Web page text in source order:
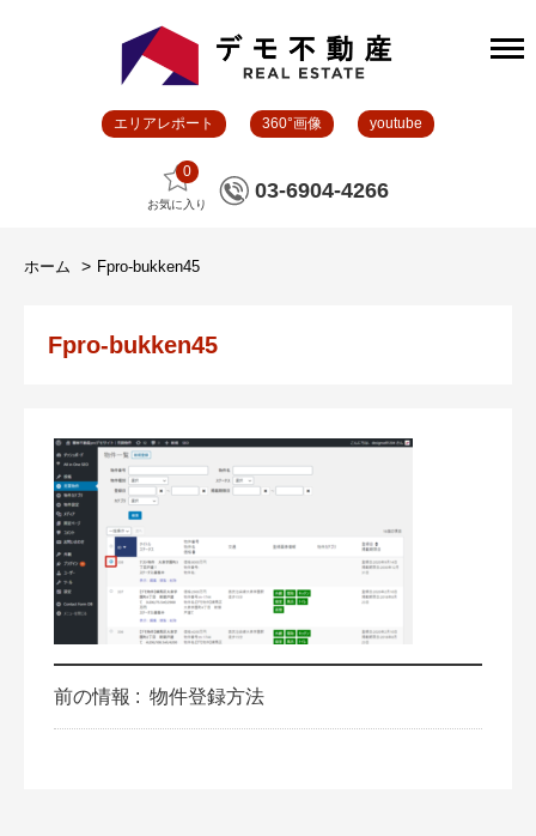
エリアレポート 360°画像 youtube
0
お気に入り
03-6904-4266
ホーム Fpro-bukken45
Fpro-bukken45
前の情報 : 物件登録方法